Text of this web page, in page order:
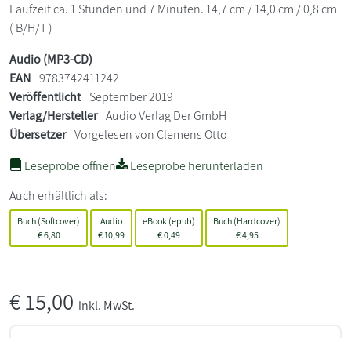
Laufzeit ca. 1 Stunden und 7 Minuten. 14,7 cm / 14,0 cm / 0,8 cm
( B/H/T )
Audio (MP3-CD)
EAN 9783742411242
Veröffentlicht September 2019
Verlag/Hersteller Audio Verlag Der GmbH
Übersetzer Vorgelesen von Clemens Otto
Leseprobe öffnen
Leseprobe herunterladen
Auch erhältlich als:
Buch (Softcover)
€6,80
Audio
€10,99
eBook (epub)
€0,49
Buch (Hardcover)
€4,95
€15,00 inkl. MwSt.